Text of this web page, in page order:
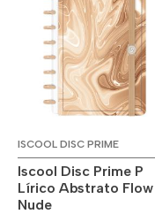
ISCOOL DISC PRIME
Iscool Disc Prime P
Lírico Abstrato Flow
Nude